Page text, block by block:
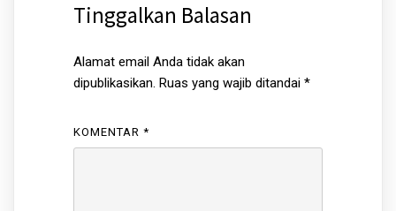
Tinggalkan Balasan
Alamat email Anda tidak akan
dipublikasikan. Ruas yang wajib ditandai *
KOMENTAR *